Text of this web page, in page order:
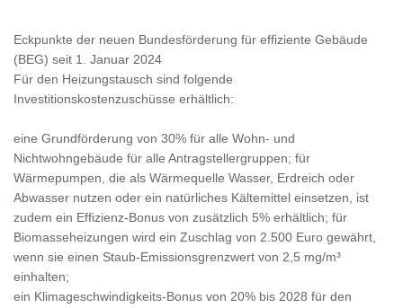
Eckpunkte der neuen Bundesförderung für effiziente Gebäude
(BEG) seit 1. Januar 2024
Für den Heizungstausch sind folgende
Investitionskostenzuschüsse erhältlich:
eine Grundförderung von 30% für alle Wohn- und
Nichtwohngebäude für alle Antragstellergruppen; für
Wärmepumpen, die als Wärmequelle Wasser, Erdreich oder
Abwasser nutzen oder ein natürliches Kältemittel einsetzen, ist
zudem ein Effizienz-Bonus von zusätzlich 5% erhältlich; für
Biomasseheizungen wird ein Zuschlag von 2.500 Euro gewährt,
wenn sie einen Staub-Emissionsgrenzwert von 2,5 mg/m³
einhalten;
ein Klimageschwindigkeits-Bonus von 20% bis 2028 für den